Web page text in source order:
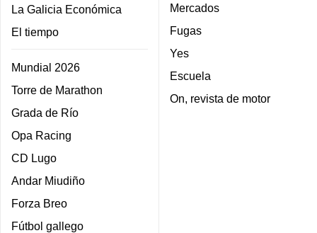
La Galicia Económica
El tiempo
Mundial 2026
Torre de Marathon
Grada de Río
Opa Racing
CD Lugo
Andar Miudiño
Forza Breo
Fútbol gallego
Mercados
Fugas
Yes
Escuela
On, revista de motor